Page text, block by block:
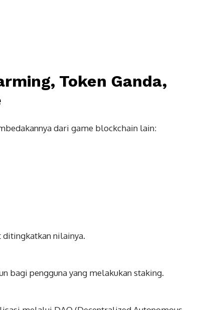
Token Ganda,
dari game blockchain lain:
nilainya.
bagi pengguna yang melakukan staking.